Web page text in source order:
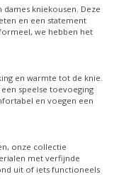
kniekousen. Deze
en een statement
we hebben het
en warmte tot de knie.
speelse toevoeging
en voegen een
onze collectie
met verfijnde
uit of iets functioneels